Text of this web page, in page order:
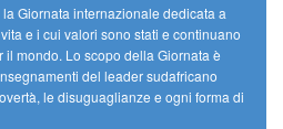
Giornata internazionale dedicata a
e i cui valori sono stati e continuano
mondo. Lo scopo della Giornata è
del leader sudafricano
le disuguaglianze e ogni forma di